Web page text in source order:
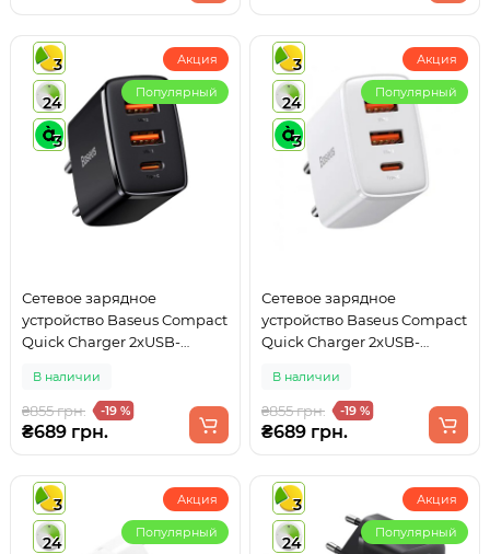
3
24
3
Акция
Популярный
Сетевое зарядное
устройство Baseus Compact
Quick Charger 2xUSB-
В наличии
₴855 грн. -19 %
₴689 грн.
3
24
3
Акция
Популярный
Сетевое зарядное
устройство Baseus Compact
Quick Charger 2xUSB-
В наличии
₴855 грн. -19 %
₴689 грн.
3
24
Акция
Популярный
3
24
Акция
Популярный